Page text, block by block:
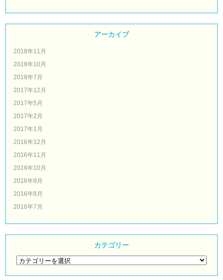
アーカイブ
2018年11月
2018年10月
2018年7月
2017年12月
2017年5月
2017年2月
2017年1月
2016年12月
2016年11月
2016年10月
2016年9月
2016年8月
2016年7月
カテゴリー